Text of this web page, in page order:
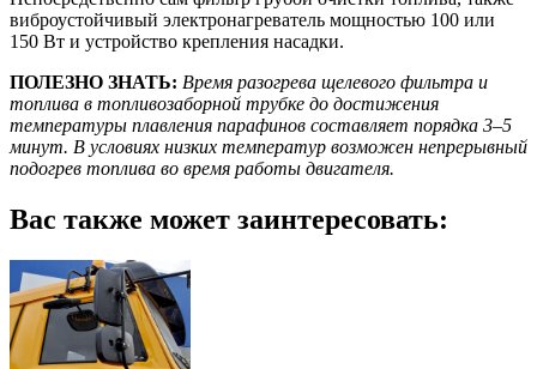
виброустойчивый электронагреватель мощностью 100 или
150 Вт и устрой­ство крепления насадки.
ПОЛЕЗНО ЗНАТЬ: Время разогрева щелевого фильтра и
топлива в топливозаборной трубке до достижения
температуры плавления парафинов составляет порядка 3–5
минут. В условиях низких температур возможен непрерывный
подогрев топлива во время работы двигателя.
Вас также может заинтересовать: